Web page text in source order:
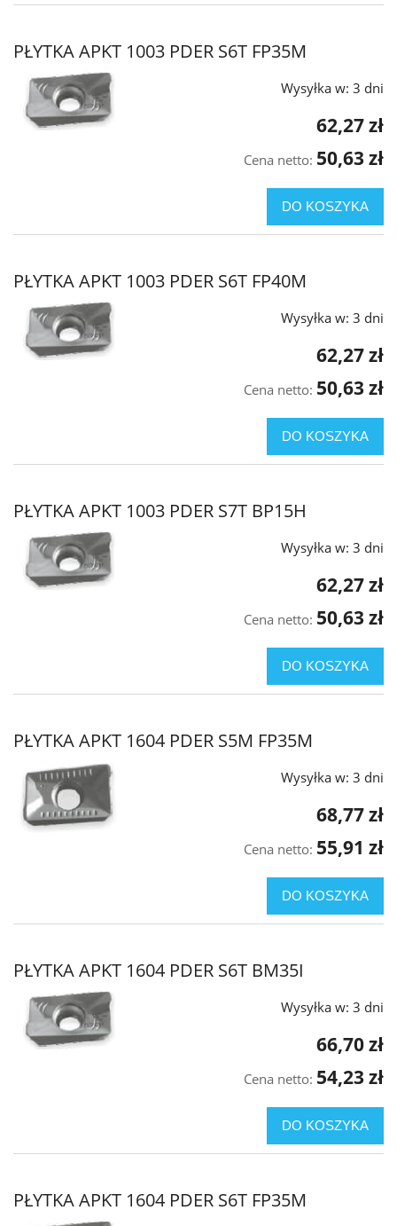
PŁYTKA APKT 1003 PDER S6T FP35M
Wysyłka w: 3 dni
62,27 zł
Cena netto: 50,63 zł
DO KOSZYKA
PŁYTKA APKT 1003 PDER S6T FP40M
Wysyłka w: 3 dni
62,27 zł
Cena netto: 50,63 zł
DO KOSZYKA
PŁYTKA APKT 1003 PDER S7T BP15H
Wysyłka w: 3 dni
62,27 zł
Cena netto: 50,63 zł
DO KOSZYKA
PŁYTKA APKT 1604 PDER S5M FP35M
Wysyłka w: 3 dni
68,77 zł
Cena netto: 55,91 zł
DO KOSZYKA
PŁYTKA APKT 1604 PDER S6T BM35I
Wysyłka w: 3 dni
66,70 zł
Cena netto: 54,23 zł
DO KOSZYKA
PŁYTKA APKT 1604 PDER S6T FP35M